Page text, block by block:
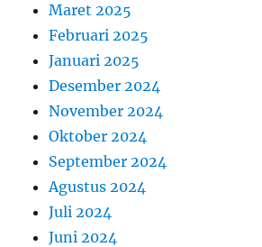
Maret 2025
Februari 2025
Januari 2025
Desember 2024
November 2024
Oktober 2024
September 2024
Agustus 2024
Juli 2024
Juni 2024